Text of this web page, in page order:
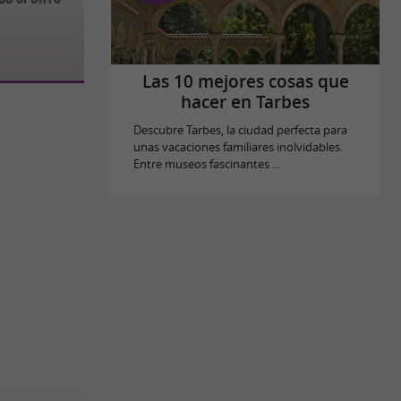
Las 10 mejores cosas que
hacer en Tarbes
Descubre Tarbes, la ciudad perfecta para
unas vacaciones familiares inolvidables.
Entre museos fascinantes ...